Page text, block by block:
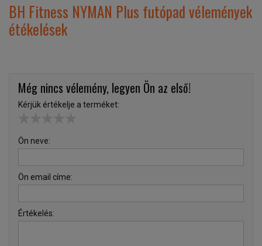
BH Fitness NYMAN Plus futópad vélemények
étékelések
Még nincs vélemény, legyen Ön az első!
Kérjük értékelje a terméket:
Ön neve:
Ön email címe:
Értékelés: